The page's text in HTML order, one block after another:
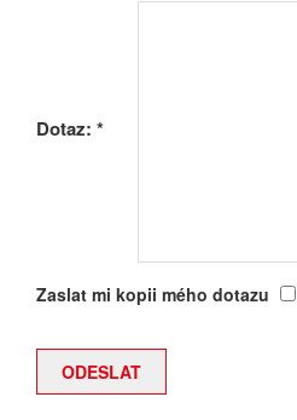
Dotaz: *
Zaslat mi kopii mého dotazu